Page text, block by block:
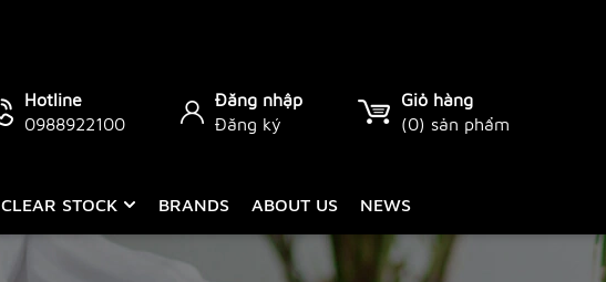
Hotline
0988922100
Đăng nhập
Đăng ký
Giỏ hàng
(0) sản phẩm
CLEAR STOCK BRANDS ABOUT US NEWS